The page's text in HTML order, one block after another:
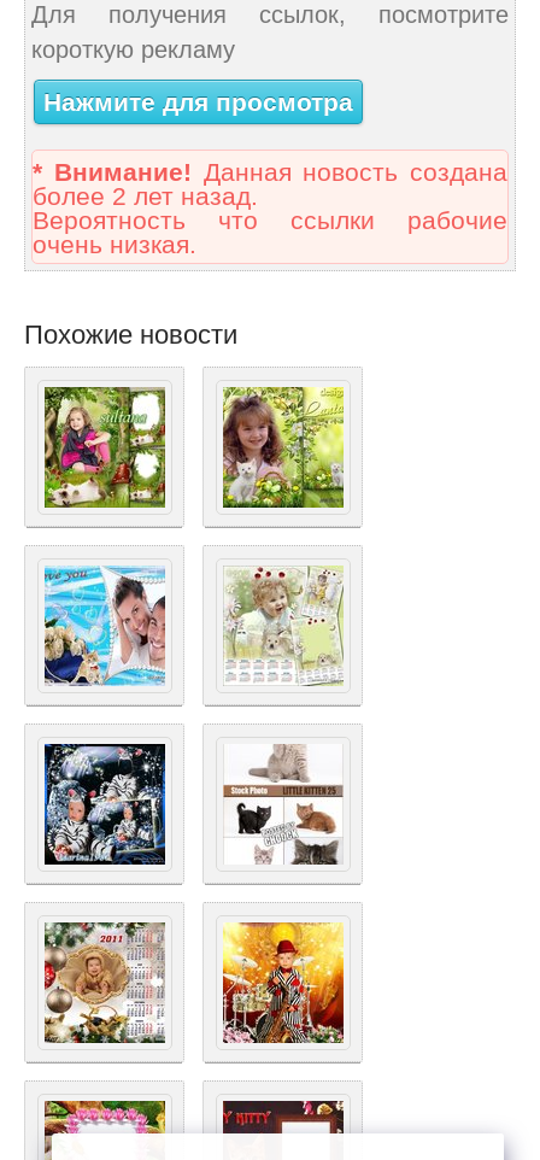
Для получения ссылок, посмотрите
короткую рекламу
Нажмите для просмотра
* Внимание! Данная новость создана
более 2 лет назад.
Вероятность что ссылки рабочие
очень низкая.
Похожие новости